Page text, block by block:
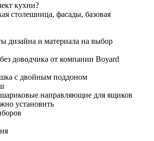
кухни?
столешница, фасады, базовая
дизайна и материала на выбор
доводчика от компании Boyard
с двойным поддоном
направляющие для ящиков
установить